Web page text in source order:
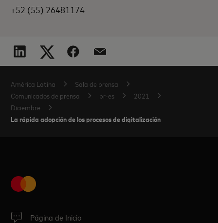
+52 (55) 26481174
América Latina
Sala de prensa
Comunicados de prensa
pr-es
2021
Diciembre
La rápida adopción de los procesos de digitalización
Página de Inicio